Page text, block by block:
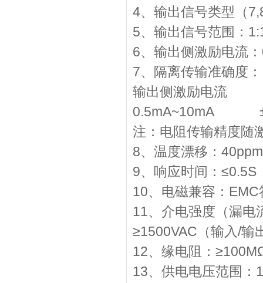
4、输出信号类型（
5、输出信号范围：
6、输出侧激励电流
7、隔离传输准确度：
输出侧激励电流
0.5mA~10mA
注：电阻传输精度随
8、温度漂移：
9、响应时间：≤0.5S
10、电磁兼容：
11、介电强度（漏电
≥1500VAC（输入/输
12、缘电阻：
13、供电电压范围：